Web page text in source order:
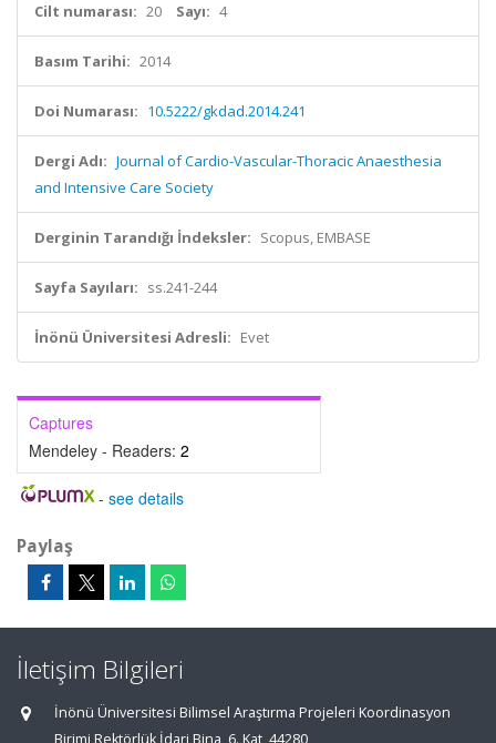
Cilt numarası: 20 Sayı: 4
Basım Tarihi: 2014
Doi Numarası: 10.5222/gkdad.2014.241
Dergi Adı: Journal of Cardio-Vascular-Thoracic Anaesthesia
and Intensive Care Society
Derginin Tarandığı İndeksler: Scopus, EMBASE
Sayfa Sayıları: ss.241-244
İnönü Üniversitesi Adresli: Evet
Captures
Mendeley - Readers: 2
- see details
Paylaş
İletişim Bilgileri
İnönü Üniversitesi Bilimsel Araştırma Projeleri Koordinasyon
Birimi Rektörlük İdari Bina, 6. Kat, 44280